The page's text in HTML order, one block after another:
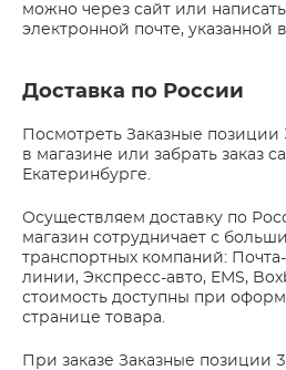
можно через сайт или
электронной почте, указанной
Доставка по России
Посмотреть Заказные позиции
в магазине или забрать заказ
Екатеринбурге.
Осуществляем доставку по
магазин сотрудничает с
транспортных компаний:
линии, Экспресс-авто, EMS,
стоимость доступны при
странице товара.
При заказе Заказные позиции